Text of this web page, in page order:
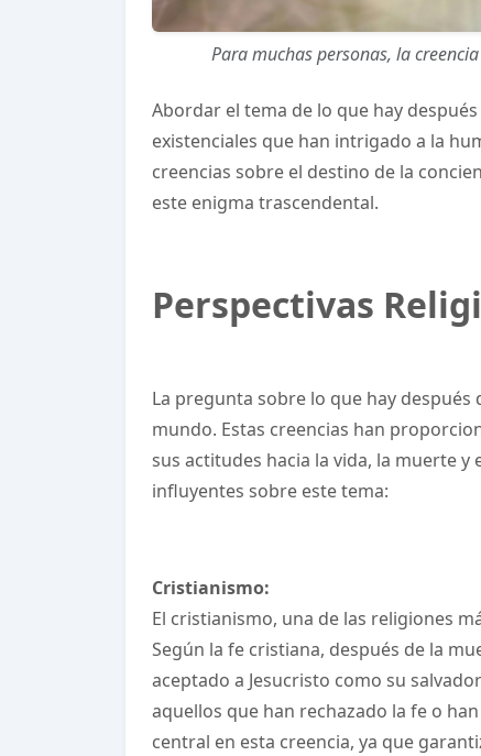
Para muchas personas, la
Abordar el tema de lo que hay
existenciales que han intrigado a la
creencias sobre el destino de la
este enigma trascendental.
Perspectivas
La pregunta sobre lo que hay
mundo. Estas creencias han
sus actitudes hacia la vida, la muerte
influyentes sobre este tema:
Cristianismo:
El cristianismo, una de las religiones
Según la fe cristiana, después de la
aceptado a Jesucristo como su
aquellos que han rechazado la fe o
central en esta creencia, ya que